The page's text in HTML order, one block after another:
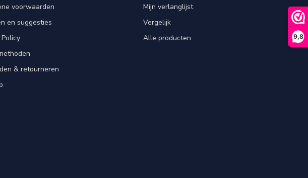
9,8
voorwaarden
en suggesties
& retourneren
Mijn verlanglijst
Vergelijk
Alle producten